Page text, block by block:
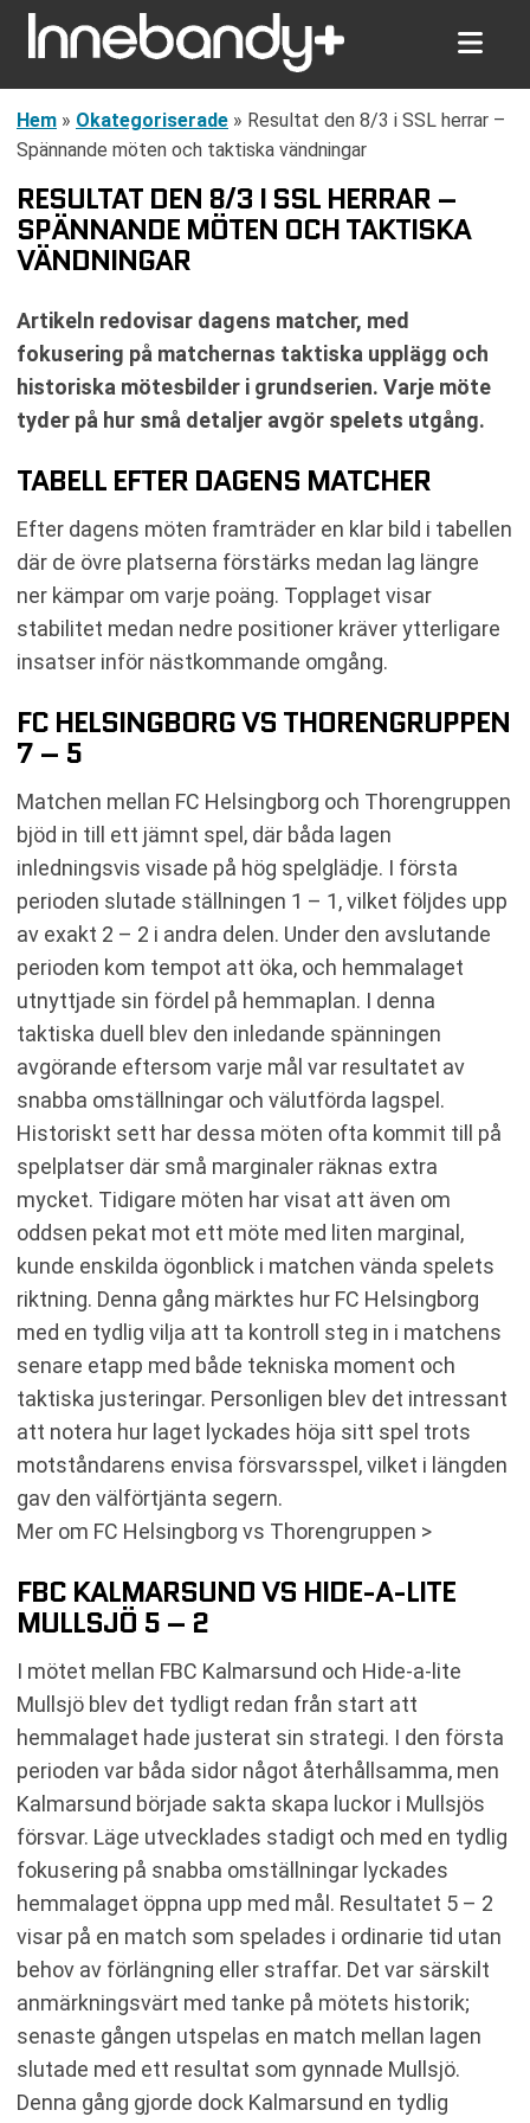
Hem » Okategoriserade » Resultat den 8/3 i SSL herrar –
Spännande möten och taktiska vändningar
RESULTAT DEN 8/3 I SSL HERRAR –
SPÄNNANDE MÖTEN OCH TAKTISKA
VÄNDNINGAR
Artikeln redovisar dagens matcher, med
fokusering på matchernas taktiska upplägg och
historiska mötesbilder i grundserien. Varje möte
tyder på hur små detaljer avgör spelets utgång.
TABELL EFTER DAGENS MATCHER
Efter dagens möten framträder en klar bild i tabellen
där de övre platserna förstärks medan lag längre
ner kämpar om varje poäng. Topplaget visar
stabilitet medan nedre positioner kräver ytterligare
insatser inför nästkommande omgång.
FC HELSINGBORG VS THORENGRUPPEN
7 – 5
Matchen mellan FC Helsingborg och Thorengruppen
bjöd in till ett jämnt spel, där båda lagen
inledningsvis visade på hög spelglädje. I första
perioden slutade ställningen 1 – 1, vilket följdes upp
av exakt 2 – 2 i andra delen. Under den avslutande
perioden kom tempot att öka, och hemmalaget
utnyttjade sin fördel på hemmaplan. I denna
taktiska duell blev den inledande spänningen
avgörande eftersom varje mål var resultatet av
snabba omställningar och välutförda lagspel.
Historiskt sett har dessa möten ofta kommit till på
spelplatser där små marginaler räknas extra
mycket. Tidigare möten har visat att även om
oddsen pekat mot ett möte med liten marginal,
kunde enskilda ögonblick i matchen vända spelets
riktning. Denna gång märktes hur FC Helsingborg
med en tydlig vilja att ta kontroll steg in i matchens
senare etapp med både tekniska moment och
taktiska justeringar. Personligen blev det intressant
att notera hur laget lyckades höja sitt spel trots
motståndarens envisa försvarsspel, vilket i längden
gav den välförtjänta segern.
Mer om FC Helsingborg vs Thorengruppen >
FBC KALMARSUND VS HIDE-A-LITE
MULLSJÖ 5 – 2
I mötet mellan FBC Kalmarsund och Hide-a-lite
Mullsjö blev det tydligt redan från start att
hemmalaget hade justerat sin strategi. I den första
perioden var båda sidor något återhållsamma, men
Kalmarsund började sakta skapa luckor i Mullsjös
försvar. Läge utvecklades stadigt och med en tydlig
fokusering på snabba omställningar lyckades
hemmalaget öppna upp med mål. Resultatet 5 – 2
visar på en match som spelades i ordinarie tid utan
behov av förlängning eller straffar. Det var särskilt
anmärkningsvärt med tanke på mötets historik;
senaste gången utspelas en match mellan lagen
slutade med ett resultat som gynnade Mullsjö.
Denna gång gjorde dock Kalmarsund en tydlig